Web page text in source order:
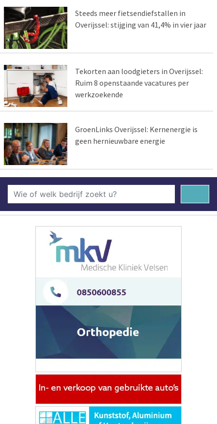
Steeds meer fietsendiefstallen in
Overijssel: stijging van 41,4% in vier jaar
Tekorten aan loodgieters in Overijssel:
Ruim 8 openstaande vacatures per
werkzoekende
GroenLinks Overijssel: Kernenergie is
geen hernieuwbare energie